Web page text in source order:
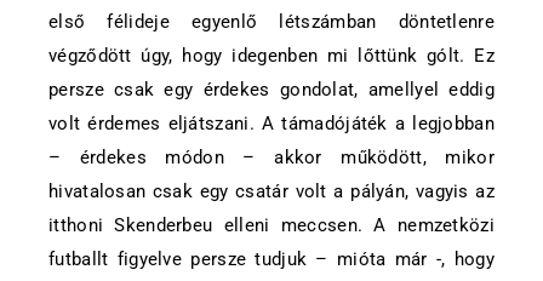
első félideje egyenlő létszámban döntetlenre
végződött úgy, hogy idegenben mi lőttünk gólt. Ez
persze csak egy érdekes gondolat, amellyel eddig
volt érdemes eljátszani. A támadójáték a legjobban
– érdekes módon – akkor működött, mikor
hivatalosan csak egy csatár volt a pályán, vagyis az
itthoni Skenderbeu elleni meccsen. A nemzetközi
futballt figyelve persze tudjuk – mióta már -, hogy